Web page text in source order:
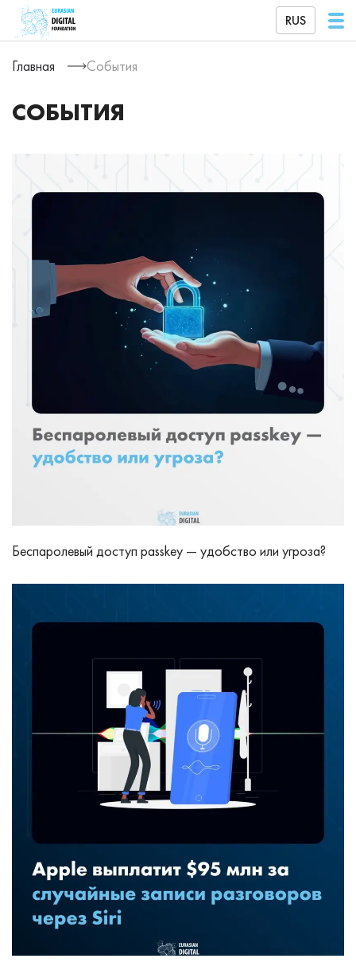
RUS
Главная События
СОБЫТИЯ
Беспаролевый доступ passkey — удобство или угроза?